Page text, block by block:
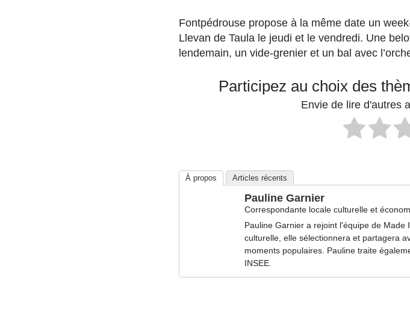
Fontpédrouse propose à la même date un
Llevan de Taula le jeudi et le vendredi. Une
lendemain, un vide-grenier et un bal avec
Participez au choix des
Envie de lire d'autres
À propos Articles récents
Pauline Garnier
Correspondante locale culturelle et
Pauline Garnier a rejoint l'équipe de Made
culturelle, elle sélectionnera et partagera
moments populaires. Pauline traite
INSEE.